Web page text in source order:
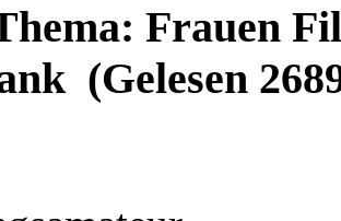
Frauen
(Gelesen